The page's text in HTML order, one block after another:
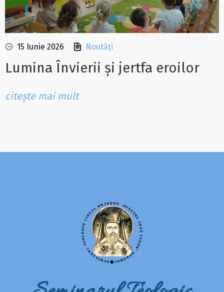
15 Iunie 2026 Noutăți
Lumina Învierii și jertfa eroilor
citește mai mult